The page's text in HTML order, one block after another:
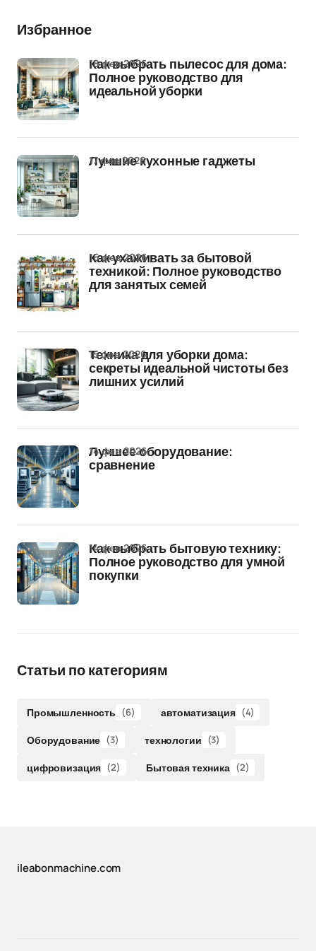
Избранное
Как выбрать пылесос для дома:
Полное руководство для
идеальной уборки
18 фев 2026
Лучшие кухонные гаджеты
17 фев 2026
Как ухаживать за бытовой
техникой: Полное руководство
для занятых семей
16 фев 2026
Техника для уборки дома:
секреты идеальной чистоты без
лишних усилий
15 фев 2026
Лучшее оборудование:
сравнение
14 фев 2026
Как выбрать бытовую технику:
Полное руководство для умной
покупки
14 фев 2026
Статьи по категориям
Промышленность (6) автоматизация (4)
Оборудование (3) технологии (3)
цифровизация (2) Бытовая техника (2)
ileabonmachine.com